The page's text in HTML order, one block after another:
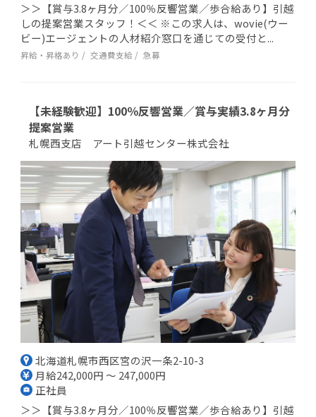
＞＞【賞与3.8ヶ月分／100％反響営業／歩合給あり】引越
しの提案営業スタッフ！＜＜ ※この求人は、wovie(ウー
ビー)エージェントの人材紹介窓口を通じての受付と...
昇給・昇格あり 交通費支給 急募
【未経験歓迎】100％反響営業／賞与実績3.8ヶ月分
提案営業
札幌西支店 アート引越センター株式会社
北海道札幌市西区宮の沢一条2-10-3
月給242,000円 ～ 247,000円
正社員
＞＞【賞与3.8ヶ月分／100％反響営業／歩合給あり】引越